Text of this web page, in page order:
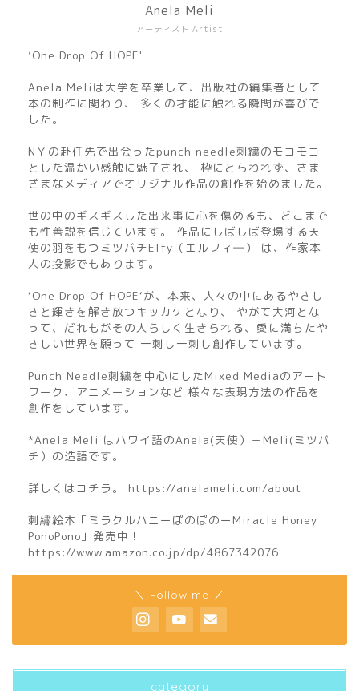
アーティスト Artist
Anela Meli
’One Drop Of HOPE'
Anela Meliは大学を卒業して、出版社の編集者として
本の制作に関わり、 多くの才能に触れる瞬間が喜びで
した。
NＹの赴任先で出会ったpunch needle刺繍のモコモコ
とした温かい感触に魅了され、 枠にとらわれず、さま
ざまなメディアでオリジナル作品の創作を始めました。
世の中のギスギスした出来事に心を傷めるも、どこまで
も性善説を信じています。 作品にしばしば登場する天
使の羽をもつミツバチElfy（エルフィ―） は、作家本
人の投影でもあります。
‘One Drop Of HOPE‘が、本来、人々の中にあるやさし
さと輝きを解き放つキッカケとなり、 やがて大河とな
って、だれもがその人らしく生きられる、愛に満ちたや
さしい世界を願って 一刺し一刺し創作しています。
Punch Needle刺繍を中心にしたMixed Mediaのアート
ワーク、アニメーションなど 様々な表現方法の作品を
創作をしています。
*Anela Meli はハワイ語のAnela(天使）＋Meli(ミツバ
チ）の造語です。
詳しくはコチラ。 https://anelameli.com/about
刺繡絵本「ミラクルハニーぽのぽのーMiracle Honey
PonoPono」発売中！
https://www.amazon.co.jp/dp/4867342076
＼ Follow me ／
category